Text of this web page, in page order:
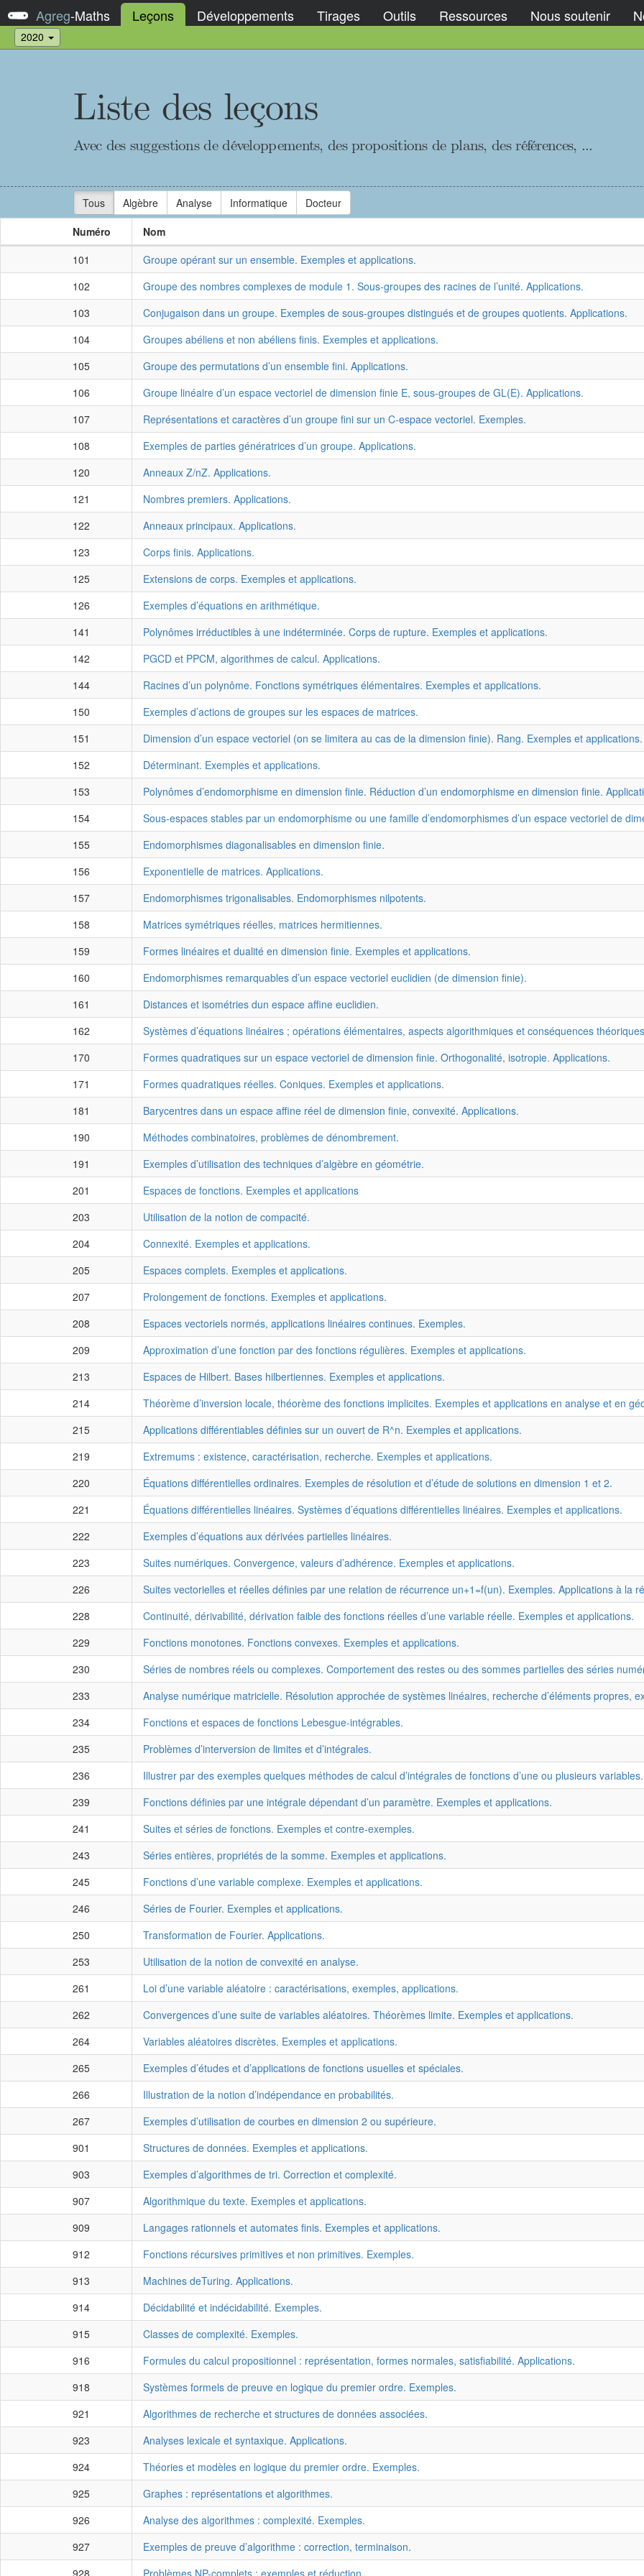
Agreg-Maths Leçons Développements Tirages Outils Ressources Nous soutenir
2020
Liste des leçons
Avec des suggestions de développements, des propositions de plans, des références, ...
Tous Algèbre Analyse Informatique
Docteur
Numéro
Nom
101
Groupe opérant sur un ensemble. Exemples et applications.
102
Groupe des nombres complexes de module 1. Sous-groupes des racines de l’unité. Applications.
103
Conjugaison dans un groupe. Exemples de sous-groupes distingués et de groupes quotients. Applications.
104
Groupes abéliens et non abéliens finis. Exemples et applications.
105
Groupe des permutations d’un ensemble fini. Applications.
106
Groupe linéaire d’un espace vectoriel de dimension finie E, sous-groupes de GL(E). Applications.
107
Représentations et caractères d’un groupe fini sur un C-espace vectoriel. Exemples.
108
Exemples de parties génératrices d’un groupe. Applications.
120
Anneaux Z/nZ. Applications.
121
Nombres premiers. Applications.
122
Anneaux principaux. Applications.
123
Corps finis. Applications.
125
Extensions de corps. Exemples et applications.
126
Exemples d’équations en arithmétique.
141
Polynômes irréductibles à une indéterminée. Corps de rupture. Exemples et applications.
142
PGCD et PPCM, algorithmes de calcul. Applications.
144
Racines d’un polynôme. Fonctions symétriques élémentaires. Exemples et applications.
150
Exemples d’actions de groupes sur les espaces de matrices.
151
Dimension d’un espace vectoriel (on se limitera au cas de la dimension finie). Rang. Exemples et applications.
152
Déterminant. Exemples et applications.
153
Polynômes d’endomorphisme en dimension finie. Réduction d’un endomorphisme en dimension finie.
154
Sous-espaces stables par un endomorphisme ou une famille d’endomorphismes d’un espace vectoriel de
155
Endomorphismes diagonalisables en dimension finie.
156
Exponentielle de matrices. Applications.
157
Endomorphismes trigonalisables. Endomorphismes nilpotents.
158
Matrices symétriques réelles, matrices hermitiennes.
159
Formes linéaires et dualité en dimension finie. Exemples et applications.
160
Endomorphismes remarquables d’un espace vectoriel euclidien (de dimension finie).
161
Distances et isométries dun espace affine euclidien.
162
Systèmes d’équations linéaires ; opérations élémentaires, aspects algorithmiques et conséquences
170
Formes quadratiques sur un espace vectoriel de dimension finie. Orthogonalité, isotropie. Applications.
171
Formes quadratiques réelles. Coniques. Exemples et applications.
181
Barycentres dans un espace affine réel de dimension finie, convexité. Applications.
190
Méthodes combinatoires, problèmes de dénombrement.
191
Exemples d’utilisation des techniques d’algèbre en géométrie.
201
Espaces de fonctions. Exemples et applications
203
Utilisation de la notion de compacité.
204
Connexité. Exemples et applications.
205
Espaces complets. Exemples et applications.
207
Prolongement de fonctions. Exemples et applications.
208
Espaces vectoriels normés, applications linéaires continues. Exemples.
209
Approximation d’une fonction par des fonctions régulières. Exemples et applications.
213
Espaces de Hilbert. Bases hilbertiennes. Exemples et applications.
214
Théorème d’inversion locale, théorème des fonctions implicites. Exemples et applications en analyse et en
215
Applications différentiables définies sur un ouvert de R^n. Exemples et applications.
219
Extremums : existence, caractérisation, recherche. Exemples et applications.
220
Équations différentielles ordinaires. Exemples de résolution et d’étude de solutions en dimension 1 et 2.
221
Équations différentielles linéaires. Systèmes d’équations différentielles linéaires. Exemples et applications.
222
Exemples d’équations aux dérivées partielles linéaires.
223
Suites numériques. Convergence, valeurs d’adhérence. Exemples et applications.
226
Suites vectorielles et réelles définies par une relation de récurrence un+1=f(un). Exemples. Applications à la
228
Continuité, dérivabilité, dérivation faible des fonctions réelles d’une variable réelle. Exemples et applications.
229
Fonctions monotones. Fonctions convexes. Exemples et applications.
230
Séries de nombres réels ou complexes. Comportement des restes ou des sommes partielles des séries
233
Analyse numérique matricielle. Résolution approchée de systèmes linéaires, recherche d’éléments propres,
234
Fonctions et espaces de fonctions Lebesgue-intégrables.
235
Problèmes d’interversion de limites et d’intégrales.
236
Illustrer par des exemples quelques méthodes de calcul d’intégrales de fonctions d’une ou plusieurs variables.
239
Fonctions définies par une intégrale dépendant d’un paramètre. Exemples et applications.
241
Suites et séries de fonctions. Exemples et contre-exemples.
243
Séries entières, propriétés de la somme. Exemples et applications.
245
Fonctions d’une variable complexe. Exemples et applications.
246
Séries de Fourier. Exemples et applications.
250
Transformation de Fourier. Applications.
253
Utilisation de la notion de convexité en analyse.
261
Loi d’une variable aléatoire : caractérisations, exemples, applications.
262
Convergences d’une suite de variables aléatoires. Théorèmes limite. Exemples et applications.
264
Variables aléatoires discrètes. Exemples et applications.
265
Exemples d’études et d’applications de fonctions usuelles et spéciales.
266
Illustration de la notion d’indépendance en probabilités.
267
Exemples d’utilisation de courbes en dimension 2 ou supérieure.
901
Structures de données. Exemples et applications.
903
Exemples d’algorithmes de tri. Correction et complexité.
907
Algorithmique du texte. Exemples et applications.
909
Langages rationnels et automates finis. Exemples et applications.
912
Fonctions récursives primitives et non primitives. Exemples.
913
Machines deTuring. Applications.
914
Décidabilité et indécidabilité. Exemples.
915
Classes de complexité. Exemples.
916
Formules du calcul propositionnel : représentation, formes normales, satisfiabilité. Applications.
918
Systèmes formels de preuve en logique du premier ordre. Exemples.
921
Algorithmes de recherche et structures de données associées.
923
Analyses lexicale et syntaxique. Applications.
924
Théories et modèles en logique du premier ordre. Exemples.
925
Graphes : représentations et algorithmes.
926
Analyse des algorithmes : complexité. Exemples.
927
Exemples de preuve d’algorithme : correction, terminaison.
928
Problèmes NP-complets : exemples et réduction.